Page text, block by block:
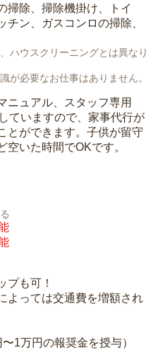
掃除、掃除機掛け、トイ
チン、ガスコンロの掃除、
ハウスクリーニングとは異なり
が必要なお仕事はありません。
ニュアル、スタッフ専用
ていますので、家事代行が
とができます。子供が留守
いた時間でOKです。
プも可！
よっては交通費を増額され
1万円の報奨金を授与）